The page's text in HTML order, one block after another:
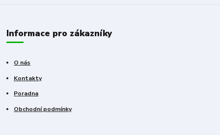
Informace pro zákazníky
O nás
Kontakty
Poradna
Obchodní podmínky